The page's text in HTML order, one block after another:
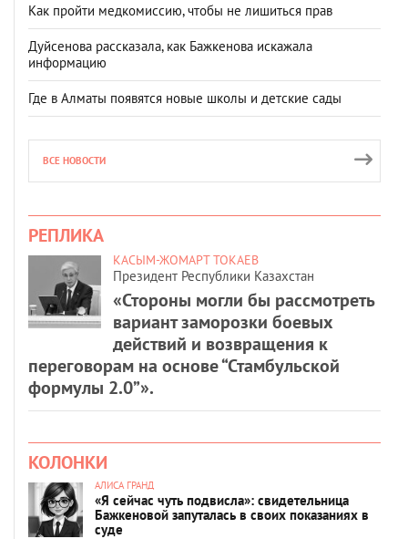
Как пройти медкомиссию, чтобы не лишиться прав
Дуйсенова рассказала, как Бажкенова искажала
информацию
Где в Алматы появятся новые школы и детские сады
ВСЕ НОВОСТИ
РЕПЛИКА
КАСЫМ-ЖОМАРТ ТОКАЕВ
Президент Республики Казахстан
«Стороны могли бы рассмотреть
вариант заморозки боевых
действий и возвращения к
переговорам на основе “Стамбульской
формулы 2.0”».
КОЛОНКИ
АЛИСА ГРАНД
«Я сейчас чуть подвисла»: свидетельница
Бажкеновой запуталась в своих показаниях в
суде